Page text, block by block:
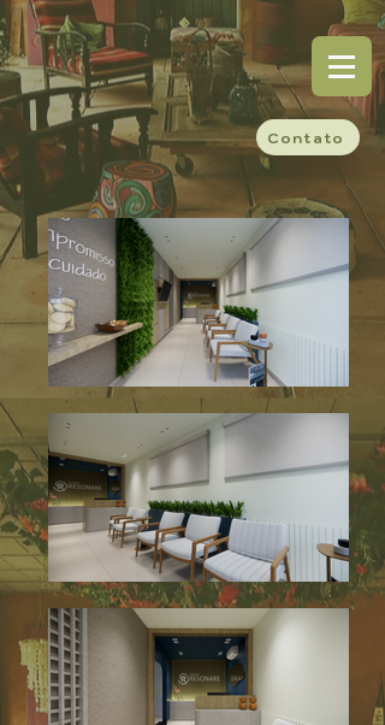
Contato